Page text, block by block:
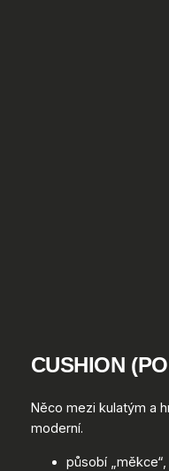
CUSHION
Něco mezi kulatým a
moderní.
působí